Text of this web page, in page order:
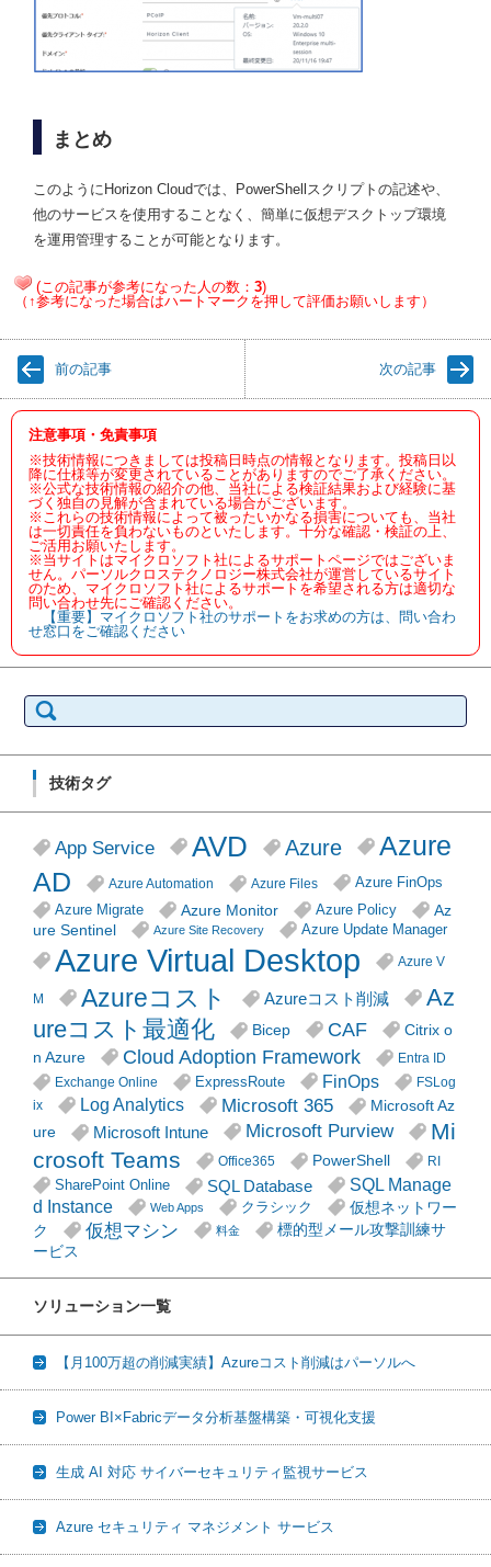
まとめ
このようにHorizon Cloudでは、PowerShellスクリプトの記述や、
他のサービスを使用することなく、簡単に仮想デスクトップ環境
を運用管理することが可能となります。
(この記事が参考になった人の数： 3)
（↑参考になった場合はハートマークを押して評価お願いします）
前の記事 次の記事
注意事項・免責事項
※技術情報につきましては投稿日時点の情報となります。投稿日以
降に仕様等が変更されていることがありますのでご了承ください。
※公式な技術情報の紹介の他、当社による検証結果および経験に基
づく独自の見解が含まれている場合がございます。
※これらの技術情報によって被ったいかなる損害についても、当社
は一切責任を負わないものといたします。十分な確認・検証の上、
ご活用お願いたします。
※当サイトはマイクロソフト社によるサポートページではございま
せん。パーソルクロステクノロジー株式会社が運営しているサイト
のため、マイクロソフト社によるサポートを希望される方は適切な
問い合わせ先にご確認ください。
【重要】マイクロソフト社のサポートをお求めの方は、問い合わ
せ窓口をご確認ください
索:
技術タグ
App Service AVD Azure
Azure
AD
Azure Automation Azure Files
Azure FinOps
Azure Migrate
Azure Monitor Azure Policy
Az
ure Sentinel
Azure Site Recovery Azure Update Manager
Azure Virtual Desktop Azure V
M Azureコスト Azureコスト削減
Az
ureコスト最適化
Bicep CAF
Citrix o
n Azure
Cloud Adoption Framework
Entra ID
Exchange Online
ExpressRoute FinOps
FSLog
ix
Log Analytics Microsoft 365
Microsoft Az
ure
Microsoft Intune Microsoft Purview
Mi
crosoft Teams
Office365 PowerShell RI
SharePoint Online SQL Database
SQL Manage
d Instance
Web Apps クラシック
仮想ネットワー
ク
仮想マシン 料金
標的型メール攻撃訓練サ
ービス
ソリューション一覧
【月100万超の削減実績】Azureコスト削減はパーソルへ
Power BI×Fabricデータ分析基盤構築・可視化支援
生成 AI 対応 サイバーセキュリティ監視サービス
Azure セキュリティ マネジメント サービス